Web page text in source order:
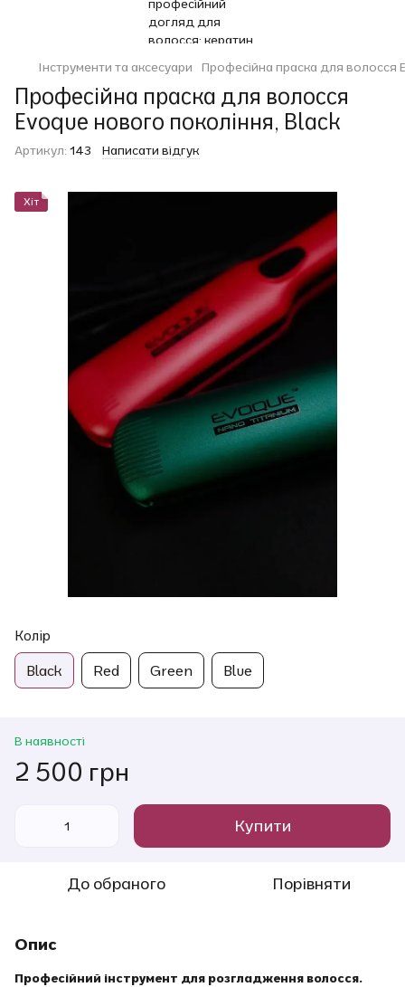
Інструменти та аксесуари Професійна праска для волосся
Професійна праска для волосся
Evoque нового покоління, Black
Артикул: 143 Написати відгук
Хіт
Колір
Black Red Green Blue
В наявності
2 500 грн
Купити
До обраного Порівняти
Опис
Професійний інструмент для розгладження волосся.